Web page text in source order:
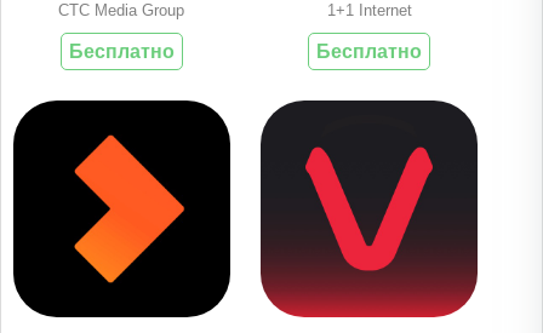
CTC Media Group
Бесплатно
1+1 Internet
Бесплатно